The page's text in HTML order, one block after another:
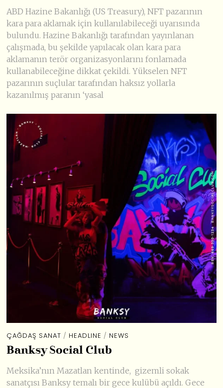
ABD Hazine Bakanlığı (US Treasury), NFT pazarının
kara para aklamak için kullanılabileceği uyarısında
bulundu. Hazine Bakanlığı tarafından yayınlanan
çalışmada, bu şekilde yapılacak olan kara para
aklamanın terör organizasyonlarını fonlamada
kullanabileceğine dikkat çekildi. Yükselen NFT
pazarının suçlular tarafından haksız yollarla
kazanılmış paranın ‘yasal
ÇAĞDAŞ SANAT / HEADLINE / NEWS
Banksy Social Club
Meksika’nın Mazatlan kentinde, gizemli sokak
sanatçısı Banksy temalı bir gece kulübü açıldı. Gece